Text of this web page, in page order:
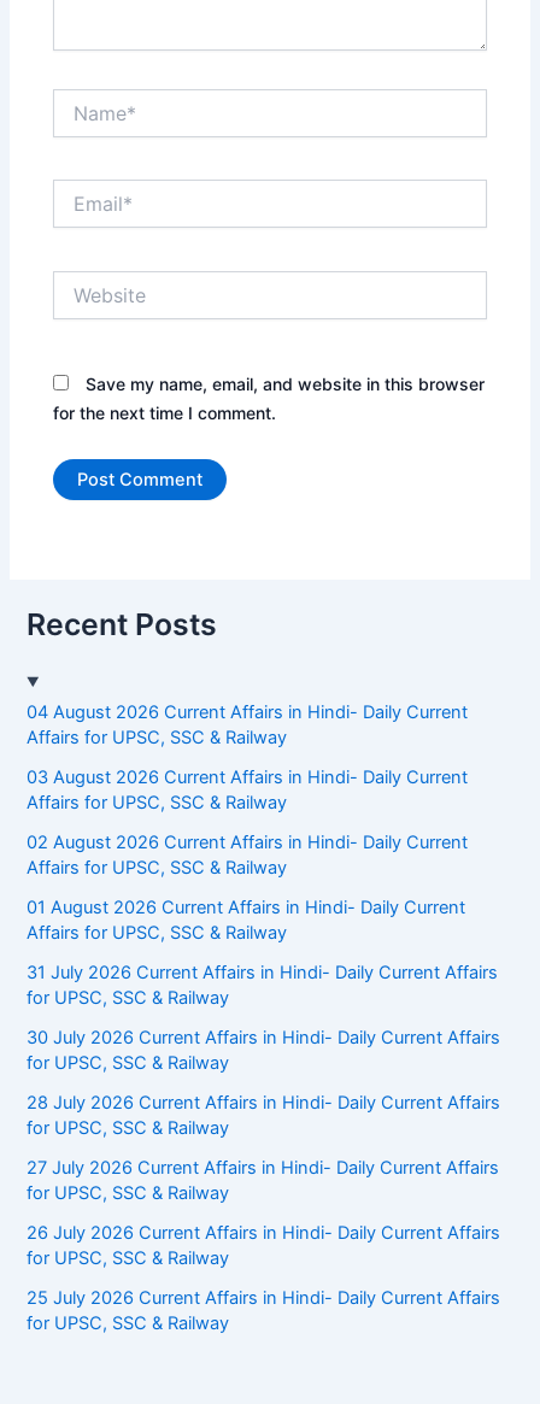
Save my name, email, and website in this browser
for the next time I comment.
Recent Posts
04 August 2026 Current Affairs in Hindi- Daily Current
Affairs for UPSC, SSC & Railway
03 August 2026 Current Affairs in Hindi- Daily Current
Affairs for UPSC, SSC & Railway
02 August 2026 Current Affairs in Hindi- Daily Current
Affairs for UPSC, SSC & Railway
01 August 2026 Current Affairs in Hindi- Daily Current
Affairs for UPSC, SSC & Railway
31 July 2026 Current Affairs in Hindi- Daily Current Affairs
for UPSC, SSC & Railway
30 July 2026 Current Affairs in Hindi- Daily Current Affairs
for UPSC, SSC & Railway
28 July 2026 Current Affairs in Hindi- Daily Current Affairs
for UPSC, SSC & Railway
27 July 2026 Current Affairs in Hindi- Daily Current Affairs
for UPSC, SSC & Railway
26 July 2026 Current Affairs in Hindi- Daily Current Affairs
for UPSC, SSC & Railway
25 July 2026 Current Affairs in Hindi- Daily Current Affairs
for UPSC, SSC & Railway